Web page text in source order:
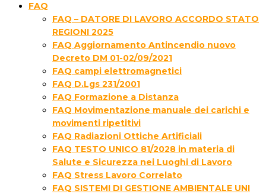
FAQ
FAQ – DATORE DI LAVORO ACCORDO STATO
REGIONI 2025
FAQ Aggiornamento Antincendio nuovo
Decreto DM 01-02/09/2021
FAQ campi elettromagnetici
FAQ D.Lgs 231/2001
FAQ Formazione a Distanza
FAQ Movimentazione manuale dei carichi e
movimenti ripetitivi
FAQ Radiazioni Ottiche Artificiali
FAQ TESTO UNICO 81/2028 in materia di
Salute e Sicurezza nei Luoghi di Lavoro
FAQ Stress Lavoro Correlato
FAQ SISTEMI DI GESTIONE AMBIENTALE UNI